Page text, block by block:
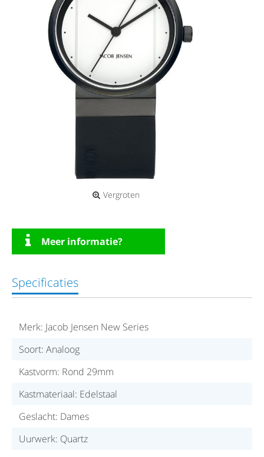
Vergroten
Meer informatie?
Specificaties
Merk: Jacob Jensen New Series
Soort: Analoog
Kastvorm: Rond 29mm
Kastmateriaal: Edelstaal
Geslacht: Dames
Uurwerk: Quartz